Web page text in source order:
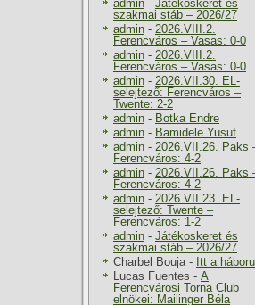
admin - Játékoskeret és
szakmai stáb – 2026/27
admin - 2026.VIII.2.
Ferencváros – Vasas: 0-0
admin - 2026.VIII.2.
Ferencváros – Vasas: 0-0
admin - 2026.VII.30. EL-
selejtező: Ferencváros –
Twente: 2-2
admin - Botka Endre
admin - Bamidele Yusuf
admin - 2026.VII.26. Paks
Ferencváros: 4-2
admin - 2026.VII.26. Paks
Ferencváros: 4-2
admin - 2026.VII.23. EL-
selejtező: Twente –
Ferencváros: 1-2
admin - Játékoskeret és
szakmai stáb – 2026/27
Charbel Bouja- Itt a
Lucas Fuentes - A
Ferencvárosi Torna Club
elnökei: Mailinger Béla